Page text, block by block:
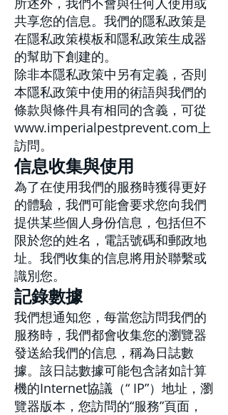
共享您的信息。我們的隱私政策是
在隱私政策模板和隱私政策生成器
的幫助下創建的。
除非本隱私政策中另有定義，否則
本隱私政策中使用的術語與我們的
條款與條件具有相同的含義，可從
www.imperialpestprevent.com上
訪問。
信息收集與使用
為了在使用我們的服務時獲得更好
的體驗，我們可能會要求您向我們
提供某些個人身份信息，包括但不
限於您的姓名，電話號碼和郵政地
址。我們收集的信息將用於聯繫或
識別您。
記錄數據
我們想通知您，每當您訪問我們的
服務時，我們都會收集您的瀏覽器
發送給我們的信息，稱為日誌數
據。該日誌數據可能包含諸如計算
機的Internet協議（“ IP”）地址，瀏
覽器版本，您訪問的“服務”頁面，